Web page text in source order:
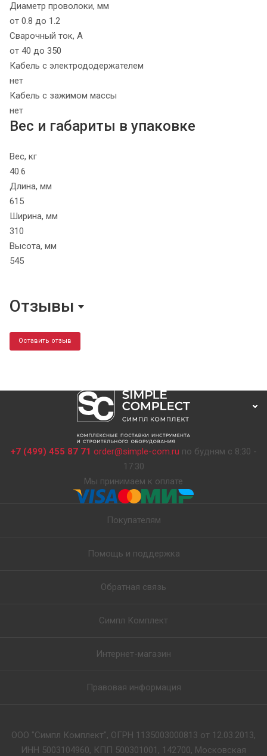
Диаметр проволоки, мм
от 0.8 до 1.2
Сварочный ток, А
от 40 до 350
Кабель с электрододержателем
нет
Кабель с зажимом массы
нет
Вес и габариты в упаковке
Вес, кг
40.6
Длина, мм
615
Ширина, мм
310
Высота, мм
545
Отзывы
Оставить отзыв
+7 (499) 455 87 71 order@simple-com.ru по будням с 8:30 -
17:30
Мы принимаем к оплате
Покупателям
Помощь и поддержка
Обратная связь
Симпл Комплект
Интернет-магазин
Правовая информация
ООО "Симпл Комплект", ОГРН 1135003000813 от 12.03.2013,
ИНН 5003104960, КПП 500301001, 142700, Московская